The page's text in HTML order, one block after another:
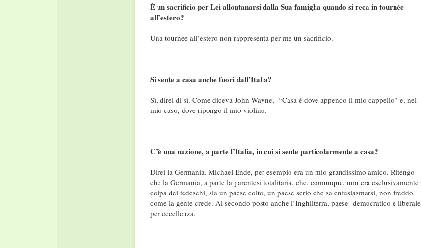
È un sacrificio per Lei allontanarsi dalla Sua famiglia quando si reca in tournée
all’estero?
Una tournee all’estero non rappresenta per me un sacrificio.
Si sente a casa anche fuori dall’Italia?
Sì, direi di sì. Come diceva John Wayne, “Casa è dove appendo il mio cappello” e, nel
mio caso, dove ripongo il mio violino.
C’è una nazione, a parte l’Italia, in cui si sente particolarmente a casa?
Direi la Germania. Michael Ende, per esempio era un mio grandissimo amico. Ritengo
che la Germania, a parte la parentesi totalitaria, che, comunque, non era esclusivamente
colpa dei tedeschi, sia un paese colto, un paese serio che sa entusiasmarsi, non freddo
come la gente crede. Al secondo posto anche l’Inghilterra, paese democratico e liberale
per eccellenza.